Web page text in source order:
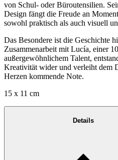
von Schul- oder Büroutensilien.
Design fängt die Freude an
sowohl praktisch als auch visuell
Das Besondere ist die Geschichte
Zusammenarbeit mit Lucía, einer
außergewöhnlichem Talent,
Kreativität wider und verleiht dem
Herzen kommende Note.
15 x 11 cm
Details